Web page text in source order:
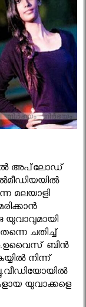
അപ്‌ലോഡ്
മലയാളി
ചതിച്ച്
ബിന്‍
നിന്ന്
യുവാക്കളെ